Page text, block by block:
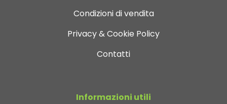
Condizioni di vendita
Privacy & Cookie Policy
Contatti
Informazioni utili